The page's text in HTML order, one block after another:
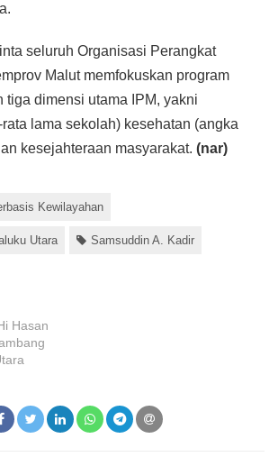
seluruh Organisasi Perangkat
Malut memfokuskan program
tiga dimensi utama IPM, yakni
lama sekolah) kesehatan (angka
kesejahteraan masyarakat. (nar)
Kewilayahan
Utara Samsuddin A. Kadir
Hasan